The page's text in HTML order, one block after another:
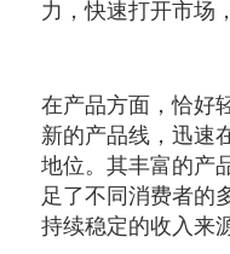
力，快速打开市场
在产品方面，恰好
新的产品线，迅速
地位。其丰富的产
足了不同消费者的
持续稳定的收入来